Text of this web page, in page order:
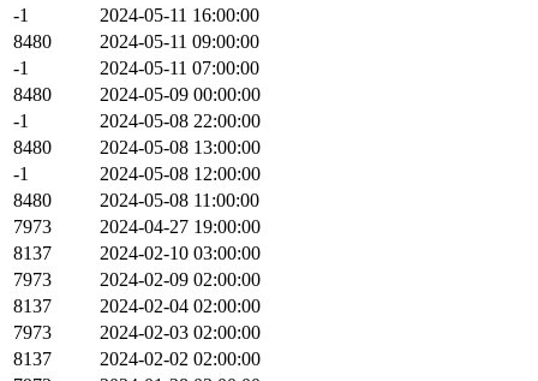
-1
2024-05-11 16:00:00
8480
2024-05-11 09:00:00
-1
2024-05-11 07:00:00
8480
2024-05-09 00:00:00
-1
2024-05-08 22:00:00
8480
2024-05-08 13:00:00
-1
2024-05-08 12:00:00
8480
2024-05-08 11:00:00
7973
2024-04-27 19:00:00
8137
2024-02-10 03:00:00
7973
2024-02-09 02:00:00
8137
2024-02-04 02:00:00
7973
2024-02-03 02:00:00
8137
2024-02-02 02:00:00